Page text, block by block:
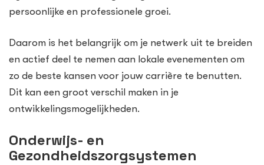
persoonlijke en professionele groei.
Daarom is het belangrijk om je netwerk uit te breiden
en actief deel te nemen aan lokale evenementen om
zo de beste kansen voor jouw carrière te benutten.
Dit kan een groot verschil maken in je
ontwikkelingsmogelijkheden.
Onderwijs- en
Gezondheidszorgsystemen